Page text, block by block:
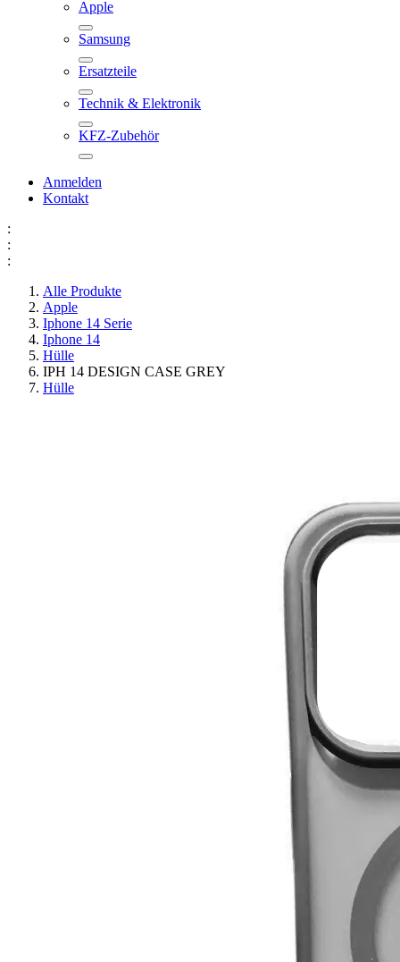
Apple
Samsung
Ersatzteile
Technik & Elektronik
KFZ-Zubehör
Anmelden
Kontakt
:
:
:
Alle Produkte
Apple
Iphone 14 Serie
Iphone 14
Hülle
IPH 14 DESIGN CASE GREY
Hülle